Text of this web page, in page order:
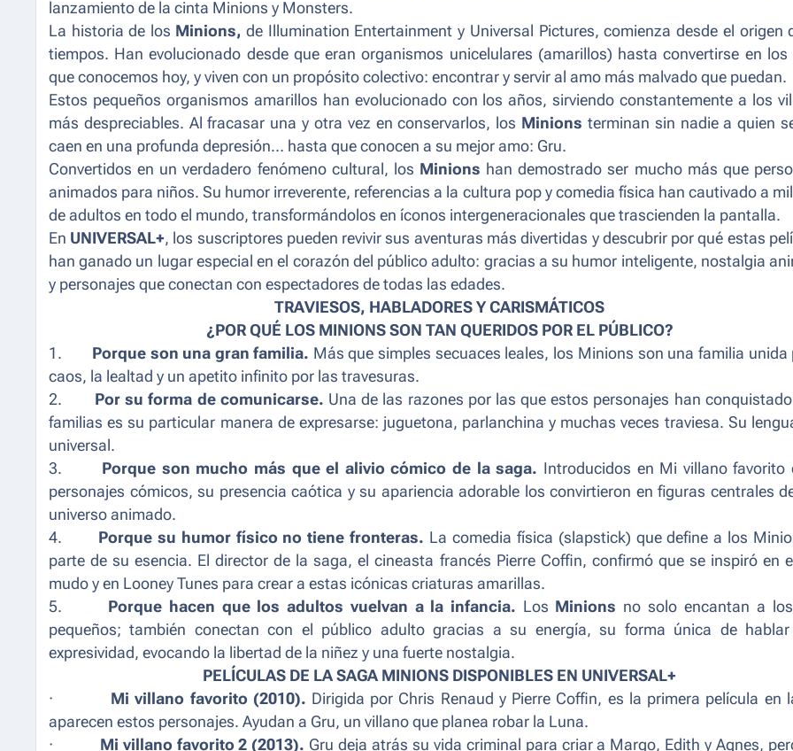
lanzamiento de la cinta Minions y Monsters.
La historia de los Minions, de Illumination Entertainment y Universal Pictures, comienza desde el origen
tiempos. Han evolucionado desde que eran organismos unicelulares (amarillos) hasta convertirse en los
que conocemos hoy, y viven con un propósito colectivo: encontrar y servir al amo más malvado que puedan.
Estos pequeños organismos amarillos han evolucionado con los años, sirviendo constantemente a los
más despreciables. Al fracasar una y otra vez en conservarlos, los Minions terminan sin nadie a quien
caen en una profunda depresión… hasta que conocen a su mejor amo: Gru.
Convertidos en un verdadero fenómeno cultural, los Minions han demostrado ser mucho más que
animados para niños. Su humor irreverente, referencias a la cultura pop y comedia física han cautivado a
de adultos en todo el mundo, transformándolos en íconos intergeneracionales que trascienden la pantalla.
En UNIVERSAL+, los suscriptores pueden revivir sus aventuras más divertidas y descubrir por qué estas
han ganado un lugar especial en el corazón del público adulto: gracias a su humor inteligente, nostalgia
y personajes que conectan con espectadores de todas las edades.
TRAVIESOS, HABLADORES Y CARISMÁTICOS
¿POR QUÉ LOS MINIONS SON TAN QUERIDOS POR EL PÚBLICO?
1.
Porque son una gran familia. Más que simples secuaces leales, los Minions son una familia unida
caos, la lealtad y un apetito infinito por las travesuras.
2.
Por su forma de comunicarse. Una de las razones por las que estos personajes han
familias es su particular manera de expresarse: juguetona, parlanchina y muchas veces traviesa. Su
universal.
3.
Porque son mucho más que el alivio cómico de la saga. Introducidos en Mi villano favorito
personajes cómicos, su presencia caótica y su apariencia adorable los convirtieron en figuras centrales
universo animado.
4.
Porque su humor físico no tiene fronteras. La comedia física (slapstick) que define a los
parte de su esencia. El director de la saga, el cineasta francés Pierre Coffin, confirmó que se inspiró en
mudo y en Looney Tunes para crear a estas icónicas criaturas amarillas.
5.
Porque hacen que los adultos vuelvan a la infancia. Los Minions no solo encantan a
pequeños; también conectan con el público adulto gracias a su energía, su forma única de
expresividad, evocando la libertad de la niñez y una fuerte nostalgia.
PELÍCULAS DE LA SAGA MINIONS DISPONIBLES EN UNIVERSAL+
·
Mi villano favorito (2010). Dirigida por Chris Renaud y Pierre Coffin, es la primera película en
aparecen estos personajes. Ayudan a Gru, un villano que planea robar la Luna.
·
Mi villano favorito 2 (2013). Gru deja atrás su vida criminal para criar a Margo, Edith y Agnes,